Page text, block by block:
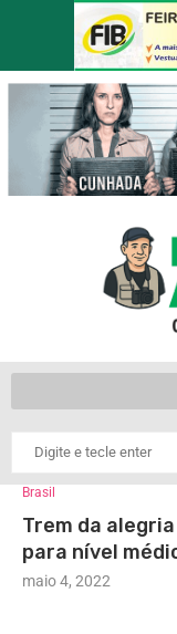
Brasil
Trem da
para nível
maio 4, 2022